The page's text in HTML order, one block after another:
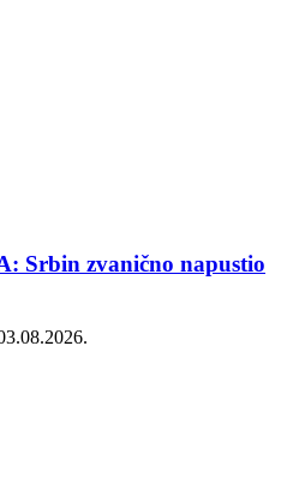
Srbin zvanično napustio